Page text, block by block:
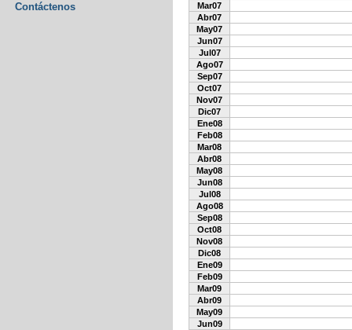
Contáctenos
Mar07
Abr07
May07
Jun07
Jul07
Ago07
Sep07
Oct07
Nov07
Dic07
Ene08
Feb08
Mar08
Abr08
May08
Jun08
Jul08
Ago08
Sep08
Oct08
Nov08
Dic08
Ene09
Feb09
Mar09
Abr09
May09
Jun09